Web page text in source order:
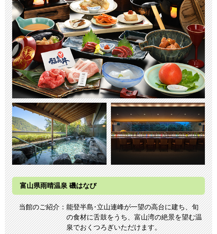
富山県雨晴温泉 磯はなび
当館のご紹介：能登半島･⽴山連峰が一望の⾼台に建ち、旬
の食材に舌鼓をうち、富山湾の絶景を望む温
泉でおくつろぎいただけます。